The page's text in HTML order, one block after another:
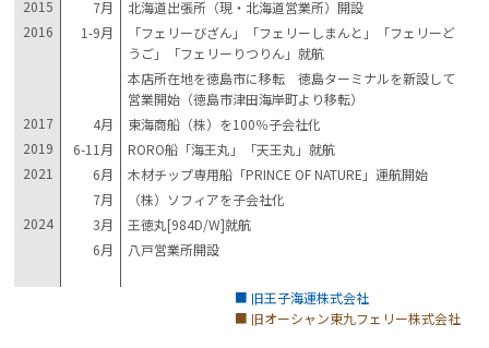
2015
7月
北海道出張所（現・北海道営業所）開設
2016
1-9月
「フェリーびざん」「フェリーしまんと」「フェリーど
うご」「フェリーりつりん」就航
本店所在地を徳島市に移転 徳島ターミナルを新設して
営業開始（徳島市津田海岸町より移転）
2017
4月
東海商船（株）を100％子会社化
2019
6-11月
RORO船「海王丸」「天王丸」就航
2021
6月
木材チップ専用船「PRINCE OF NATURE」運航開始
7月
（株）ソフィアを子会社化
2024
3月
王徳丸[984D/W]就航
6月
八戸営業所開設
■ 旧王子海運株式会社
■ 旧オーシャン東九フェリー株式会社